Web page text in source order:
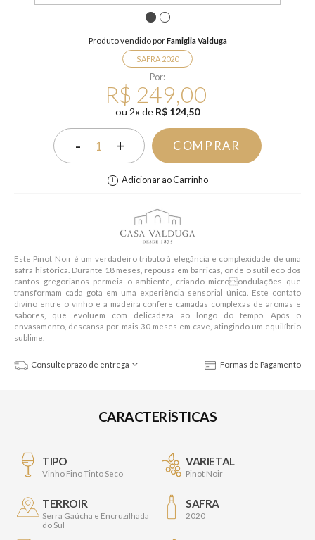
1 2
Produto vendido porFamiglia Valduga
SAFRA 2020
Por:
R$ 249,00
ou 2xde R$ 124,50
- 1 + COMPRAR
Adicionar ao Carrinho
Este Pinot Noir é um verdadeiro tributo à elegância e complexidade de uma
safra histórica. Durante 18 meses, repousa em barricas, onde o sutil eco dos
cantos gregorianos permeia o ambiente, criando microondulações que
transformam cada gota em uma experiência sensorial única. Este contato
divino entre o vinho e a madeira confere camadas complexas de aromas e
sabores, que evoluem com delicadeza ao longo do tempo. Após o
envasamento, descansa por mais 30 meses em cave, atingindo um equilíbrio
sublime.
Consulte prazo de entrega Formas de Pagamento
CARACTERÍSTICAS
TIPO
Vinho Fino Tinto Seco
VARIETAL
Pinot Noir
TERROIR
Serra Gaúcha e Encruzilhada
do Sul
SAFRA
2020